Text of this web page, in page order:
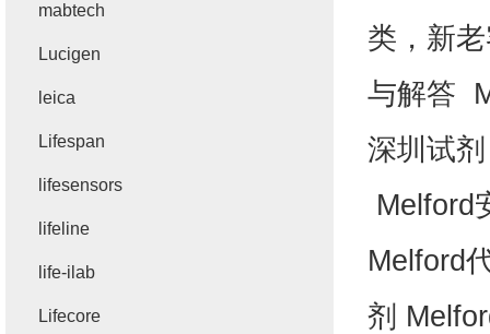
类，新
与解答
深圳试剂
Melford
Melford
剂
mabtech
Lucigen
leica
Lifespan
lifesensors
lifeline
life-ilab
Lifecore